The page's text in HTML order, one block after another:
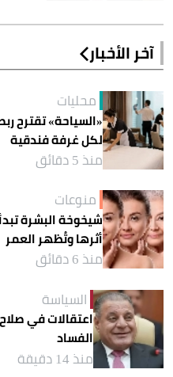
آخر الأخبار
محليات
لكل غرفة فندقية
منذ 5 دقائق
منوعات
أثرها وتُظهر العمر
منذ 6 دقائق
السياسة
اعتقالات في
الفساد
منذ 14 دقيقة